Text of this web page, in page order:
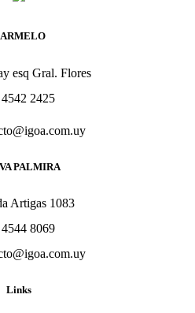
esq Gral. Flores
4542 2425
PALMIRA
Artigas 1083
4544 8069
Links